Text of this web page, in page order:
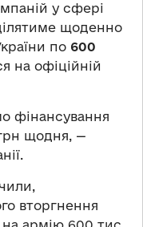
у сфері
щоденно
по 600
на офіційній
фінансування
щодня, —
вторгнення